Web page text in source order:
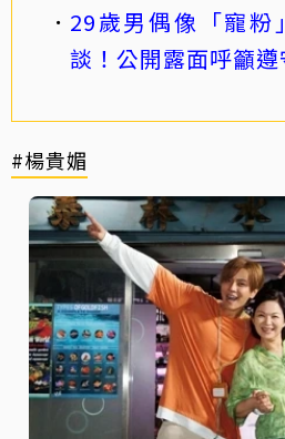
29歲男偶像「寵粉
談！公開露面呼籲
#楊貴媚